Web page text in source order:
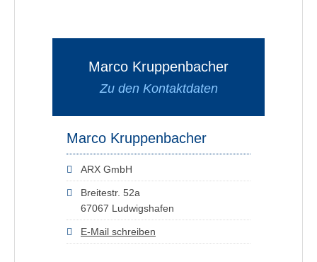
Marco Kruppenbacher
Zu den Kontaktdaten
Marco Kruppenbacher
ARX GmbH
Breitestr. 52a
67067 Ludwigshafen
E-Mail schreiben